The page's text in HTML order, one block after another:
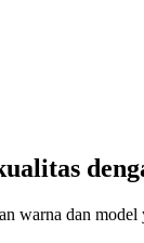
warna dan model